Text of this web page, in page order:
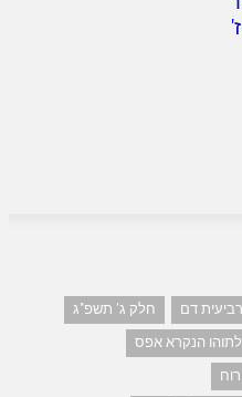
'
דם
חלק ג' תשפ"ג
לתוהו הנקרא אפס
רוח